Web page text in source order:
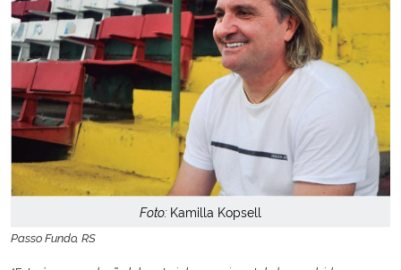
Foto: Kamilla Kopsell
Passo Fundo, RS